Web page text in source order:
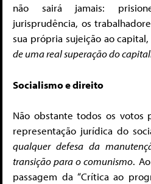
não sairá jamais:
jurisprudência, os
sua própria sujeição ao
de uma real superação do
Socialismo e direito
Não obstante todos os votos
representação jurídica do
qualquer defesa da
transição para o comunismo.
passagem da “Crítica ao